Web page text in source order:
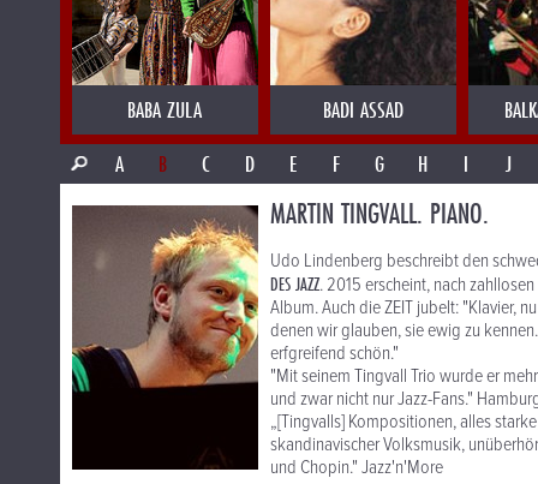
BABA ZULA BADI ASSAD
A
B C D E F G H I J
MARTIN TINGVALL. PIANO.
Udo Lindenberg beschreibt den
DES JAZZ. 2015 erscheint, nach
Album. Auch die ZEIT jubelt: "Klavier,
denen wir glauben, sie ewig zu
erfgreifend schön."
"Mit seinem Tingvall Trio wurde er
und zwar nicht nur Jazz-Fans."
„[Tingvalls] Kompositionen, alles
skandinavischer Volksmusik,
und Chopin." Jazz'n'More